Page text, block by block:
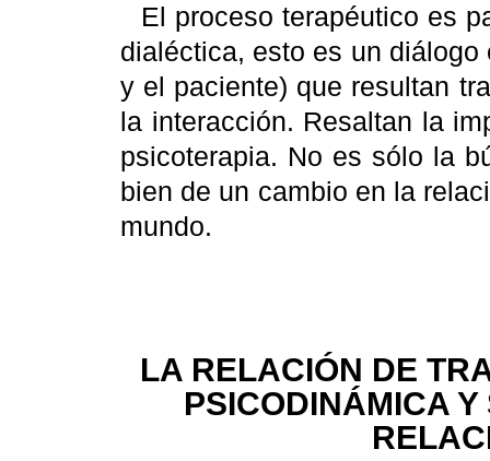
El proceso terapéutico es
dialéctica, esto es un
y el paciente) que resultan
la interacción. Resaltan la
psicoterapia. No es sólo la
bien de un cambio en la
mundo.
LA RELACIÓN DE
PSICODINÁMICA